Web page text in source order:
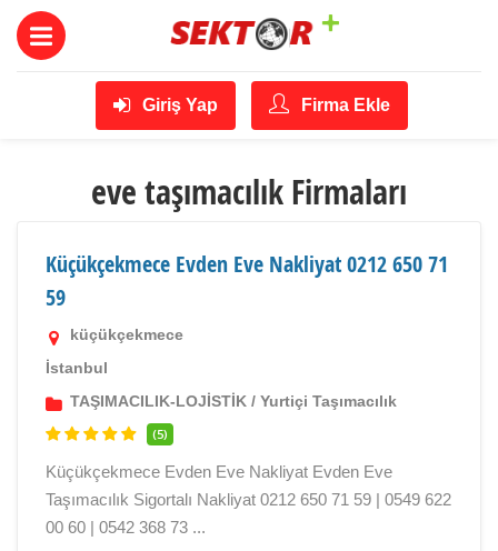
Giriş Yap Firma Ekle
eve taşımacılık Firmaları
Küçükçekmece Evden Eve Nakliyat 0212 650 71
59
küçükçekmece
İstanbul
TAŞIMACILIK-LOJİSTİK / Yurtiçi Taşımacılık
(5)
Küçükçekmece Evden Eve Nakliyat Evden Eve
Taşımacılık Sigortalı Nakliyat 0212 650 71 59 | 0549 622
00 60 | 0542 368 73 ...